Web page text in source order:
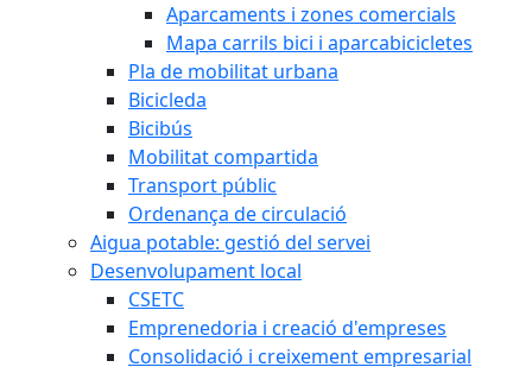
Aparcaments i zones comercials
Mapa carrils bici i aparcabicicletes
Pla de mobilitat urbana
Bicicleda
Bicibús
Mobilitat compartida
Transport públic
Ordenança de circulació
Aigua potable: gestió del servei
Desenvolupament local
CSETC
Emprenedoria i creació d'empreses
Consolidació i creixement empresarial